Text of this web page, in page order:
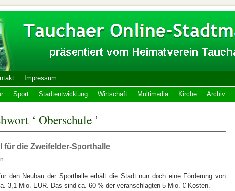
Impressum
Sport Stadtentwicklung Wirtschaft Multimedia Kirche Archiv
‘ Oberschule ’
für die Zwei­fel­der­-Sport­hal­le
den Neubau der Sporthalle erhält die Stadt nun doch eine Förderung von
3,1 Mio. EUR. Das sind ca. 60 % der veranschlagten 5 Mio. € Kosten.